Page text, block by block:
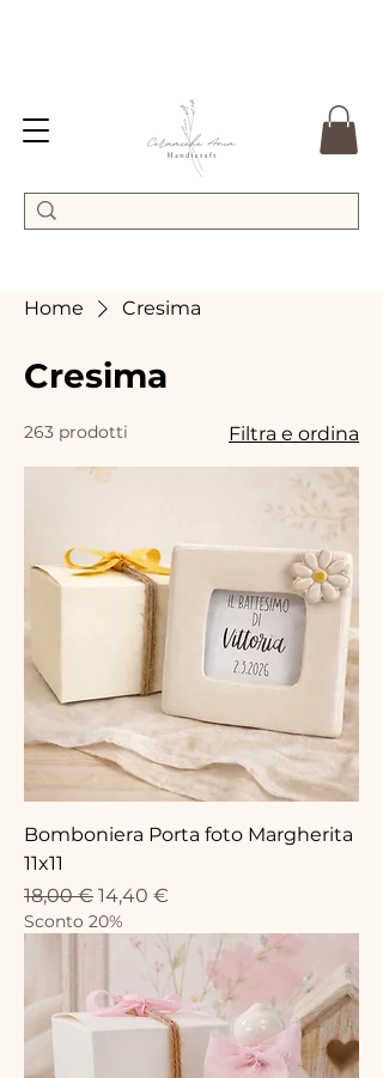
Home Cresima
Cresima
263 prodotti Filtra e ordina
Bomboniera Porta foto Margherita
11x11
Prezzo regolare
18,00 € Prezzo scontato
14,40 €
Sconto 20%